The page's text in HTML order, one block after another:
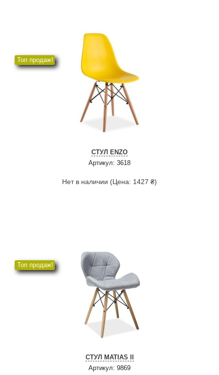
Топ продаж!
СТУЛ ENZO
Артикул: 3618
Нет в наличии (Цена: 1427 ₴)
Топ продаж!
СТУЛ MATIAS II
Артикул: 9869